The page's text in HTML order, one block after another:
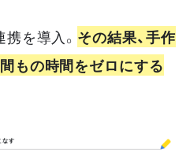
を導入。 その結果、手作
もの時間をゼロにする